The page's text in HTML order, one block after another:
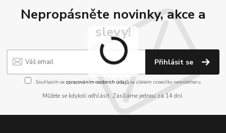
Nepropásněte novinky, akce a
slevy!
Přihlásit se
Souhlasím se zpracováním osobních údajůza účelem rozesílky newsletteru.
Můžete se kdykoli odhlásit. Zasíláme jednou za 14 dní.